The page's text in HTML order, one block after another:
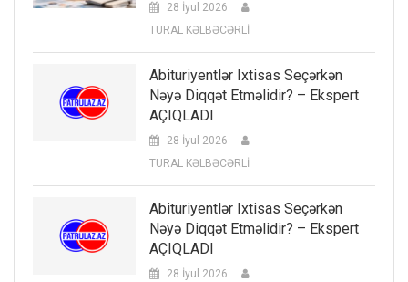
28 İyul 2026
TURAL KƏLBƏCƏRLİ
Abituriyentlər Ixtisas Seçərkən
Nəyə Diqqət Etməlidir? – Ekspert
AÇIQLADI
28 İyul 2026
TURAL KƏLBƏCƏRLİ
Abituriyentlər Ixtisas Seçərkən
Nəyə Diqqət Etməlidir? – Ekspert
AÇIQLADI
28 İyul 2026